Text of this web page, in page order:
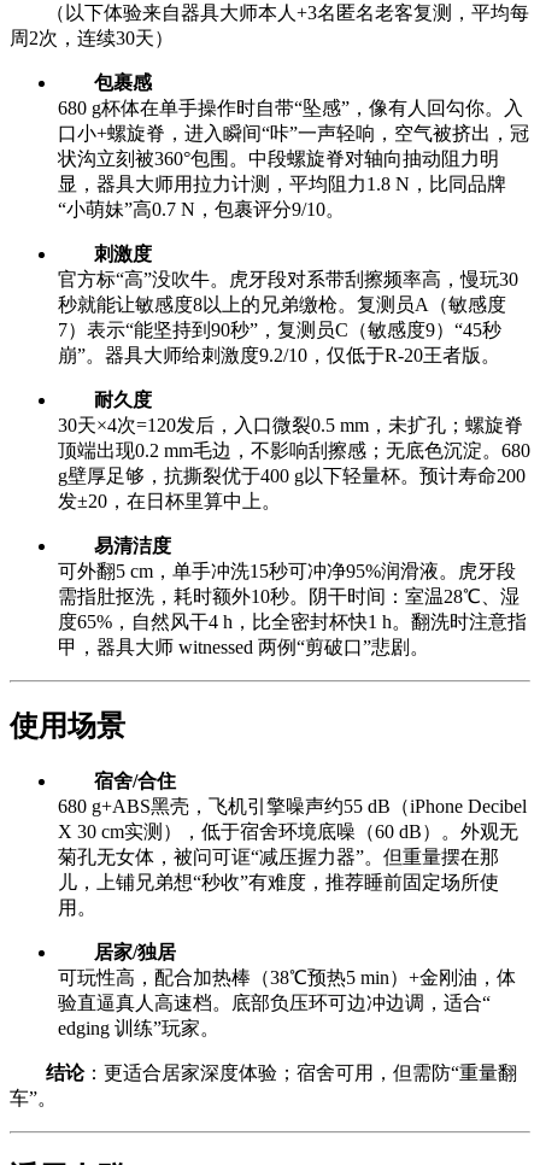
（以下体验来自器具大师本人+3名匿名老客复测，平均每
周2次，连续30天）
包裹感
680 g杯体在单手操作时自带“坠感”，像有人回勾你。入
口小+螺旋脊，进入瞬间“咔”一声轻响，空气被挤出，冠
状沟立刻被360°包围。中段螺旋脊对轴向抽动阻力明
显，器具大师用拉力计测，平均阻力1.8 N，比同品牌
“小萌妹”高0.7 N，包裹评分9/10。
刺激度
官方标“高”没吹牛。虎牙段对系带刮擦频率高，慢玩30
秒就能让敏感度8以上的兄弟缴枪。复测员A（敏感度
7）表示“能坚持到90秒”，复测员C（敏感度9）“45秒
崩”。器具大师给刺激度9.2/10，仅低于R-20王者版。
耐久度
30天×4次=120发后，入口微裂0.5 mm，未扩孔；螺旋脊
顶端出现0.2 mm毛边，不影响刮擦感；无底色沉淀。680
g壁厚足够，抗撕裂优于400 g以下轻量杯。预计寿命200
发±20，在日杯里算中上。
易清洁度
可外翻5 cm，单手冲洗15秒可冲净95%润滑液。虎牙段
需指肚抠洗，耗时额外10秒。阴干时间：室温28℃、湿
度65%，自然风干4 h，比全密封杯快1 h。翻洗时注意指
甲，器具大师 witnessed 两例“剪破口”悲剧。
使用场景
宿舍/合住
680 g+ABS黑壳，飞机引擎噪声约55 dB（iPhone Decibel
X 30 cm实测），低于宿舍环境底噪（60 dB）。外观无
菊孔无女体，被问可诓“减压握力器”。但重量摆在那
儿，上铺兄弟想“秒收”有难度，推荐睡前固定场所使
用。
居家/独居
可玩性高，配合加热棒（38℃预热5 min）+金刚油，体
验直逼真人高速档。底部负压环可边冲边调，适合“
edging 训练”玩家。
结论：更适合居家深度体验；宿舍可用，但需防“重量翻
车”。